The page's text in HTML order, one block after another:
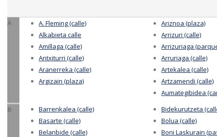
A
A. Fleming (calle)
Alkabieta calle
Amillaga (calle)
Antxiturri (calle)
Aranerreka (calle)
Argizain (plaza)
Ariznoa (plaza)
Arrizuri (calle)
Arrizuriaga
Arruriaga (calle)
Artekalea (calle)
Artzamendi (calle)
Aumategibidea
B
Barrenkalea (calle)
Basarte (calle)
Belanbide (calle)
Bidekurutzeta
Bolua (calle)
Boni Laskurain